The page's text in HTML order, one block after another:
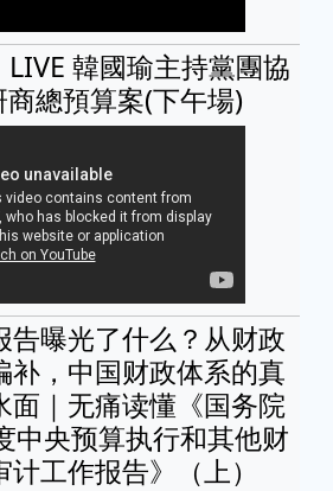
LIVE 韓國瑜主持黨團協
總預算案(下午場)
告曝光了什么？从财政
补，中国财政体系的真
面｜无痛读懂《国务院
中央预算执行和其他财
工作报告》（上）